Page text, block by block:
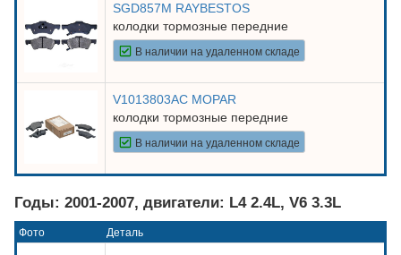
SGD857M RAYBESTOS
колодки тормозные передние
В наличии на удаленном складе
V1013803AC MOPAR
колодки тормозные передние
В наличии на удаленном складе
Годы: 2001-2007, двигатели: L4 2.4L, V6 3.3L
Фото Деталь